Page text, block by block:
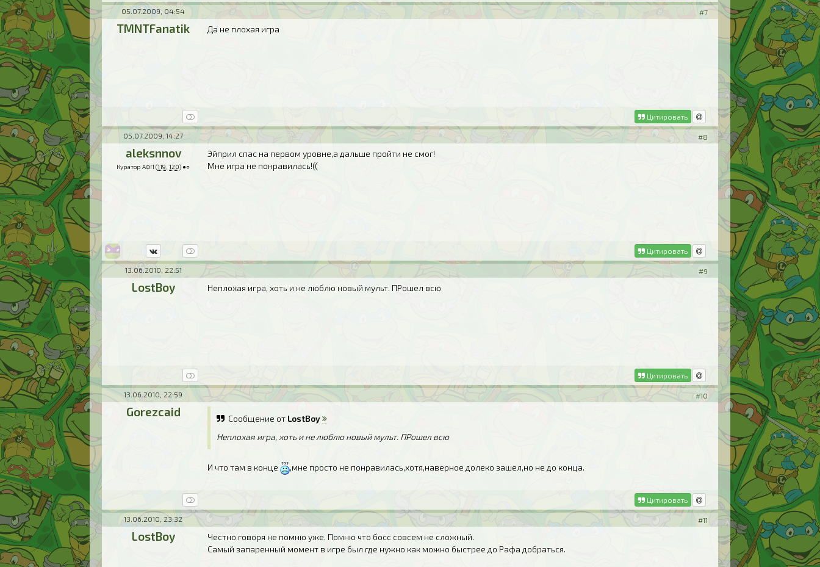
05.07.2009, 04:54 #7
TMNTFanatik Да не плохая игра
Цитировать
05.07.2009, 14:27 #8
aleksnnov
Куратор АФП (119 ,120) ●○
Эйприл спас на первом уровне,а дальше пройти не смог!
Мне игра не понравилась!((
Цитировать
13.06.2010, 22:51 #9
LostBoy Неплохая игра, хоть и не люблю новый мульт. ПРошел всю
Цитировать
13.06.2010, 22:59 #10
Gorezcaid Сообщение от LostBoy
Неплохая игра, хоть и не люблю новый мульт. ПРошел всю
И что там в конце ,мне просто не понравилась,хотя,наверное долеко зашел,но не до конца.
Цитировать
13.06.2010, 23:32 #11
LostBoy
Честно говоря не помню уже. Помню что босс совсем не сложный.
Самый запаренный момент в игре был где нужно как можно быстрее до Рафа добраться.